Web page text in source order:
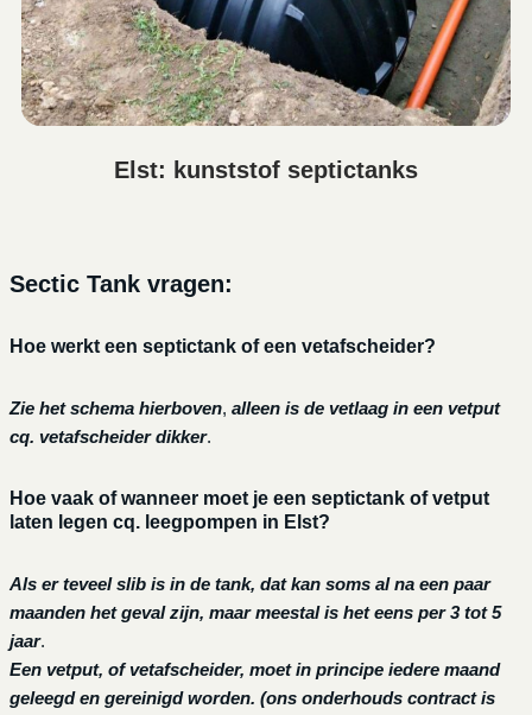
Elst: kunststof septictanks
Sectic Tank vragen:
Hoe werkt een septictank of een vetafscheider?
Zie het schema hierboven, alleen is de vetlaag in een vetput
cq. vetafscheider dikker.
Hoe vaak of wanneer moet je een septictank of vetput
laten legen cq. leegpompen in Elst?
Als er teveel slib is in de tank, dat kan soms al na een paar
maanden het geval zijn, maar meestal is het eens per 3 tot 5
jaar.
Een vetput, of vetafscheider, moet in principe iedere maand
geleegd en gereinigd worden. (ons onderhouds contract is